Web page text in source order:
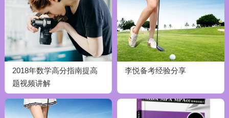
2018年数学高分指南提高
题视频讲解
李悦备考经验分享